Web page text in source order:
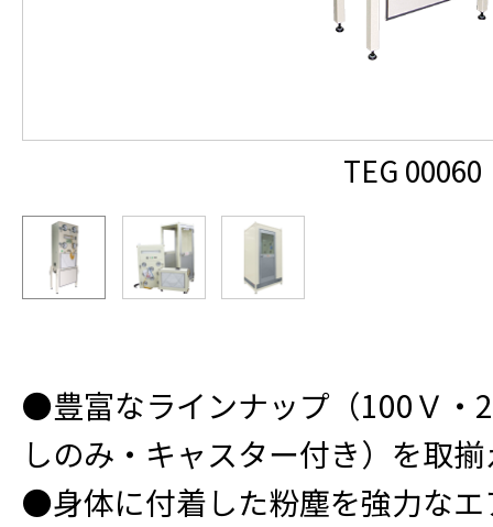
TEG 00060
●豊富なラインナップ（100Ｖ・
しのみ・キャスター付き）を取
●身体に付着した粉塵を強力なエ